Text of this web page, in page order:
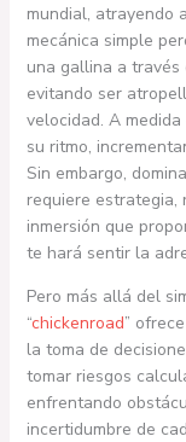
mundial, atrayendo
mecánica simple
una gallina a
evitando ser
velocidad. A
su ritmo,
Sin embargo,
requiere estrategia,
inmersión que
te hará sentir la
Pero más allá del
“chickenroad”
la toma de
tomar riesgos
enfrentando
incertidumbre de